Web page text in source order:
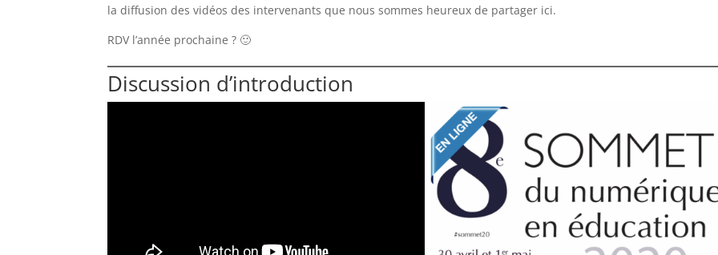
la diffusion des vidéos des intervenants que nous sommes heureux de partager ici.
RDV l’année prochaine ? 🙂
Discussion d’introduction